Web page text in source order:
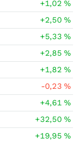
+1,02%
+2,50%
+5,33%
+2,85%
+1,82%
-0,23%
+4,61%
+32,50%
+19,95%